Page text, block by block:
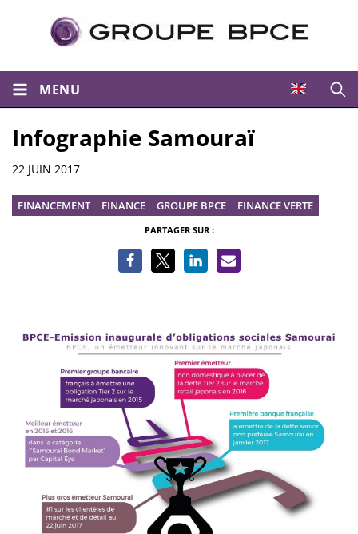
MENU
Infographie Samouraï
Informations
22 JUIN 2017
FINANCEMENT FINANCE GROUPE BPCE FINANCE VERTE
PARTAGER SUR :